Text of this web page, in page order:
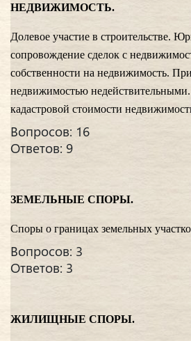
НЕДВИЖИМОСТЬ.
Долевое участие в строительстве.
сопровождение сделок с
собственности на недвижимость.
недвижимостью
кадастровой стоимости
Вопросов: 16
Ответов: 9
ЗЕМЕЛЬНЫЕ СПОРЫ.
Споры о границах земельных
Вопросов: 3
Ответов: 3
ЖИЛИЩНЫЕ СПОРЫ.